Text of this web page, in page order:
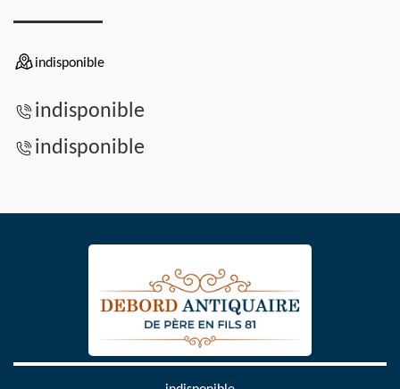
indisponible
indisponible
indisponible